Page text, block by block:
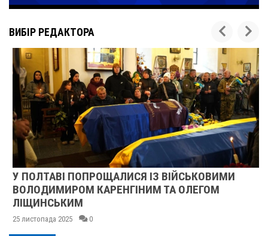
ВИБІР РЕДАКТОРА
У ПОЛТАВІ ПОПРОЩАЛИСЯ ІЗ ВІЙСЬКОВИМИ
ВОЛОДИМИРОМ КАРЕНГІНИМ ТА ОЛЕГОМ
ЛІЩИНСЬКИМ
25 листопада 2025 0